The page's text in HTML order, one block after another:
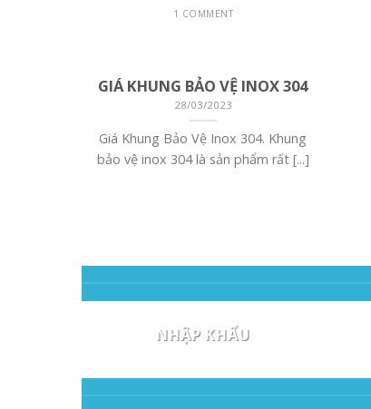
1 COMMENT
GIÁ KHUNG BẢO VỆ INOX 304
28/03/2023
Giá Khung Bảo Vệ Inox 304. Khung
bảo vệ inox 304 là sản phẩm rất [...]
NHẬP KHẨU